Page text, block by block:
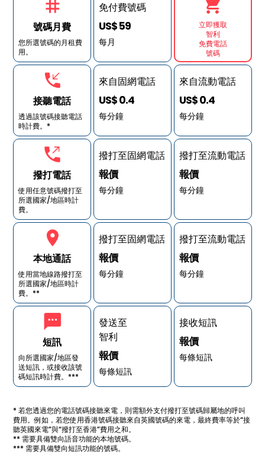
號碼月費
您所選號碼的月租費
用。
接聽電話
透過該號碼接聽電話
時計費。*
撥打電話
使用任意號碼撥打至
所選國家/地區時計
費。
本地通話
使用當地線路撥打至
所選國家/地區時計
費。**
短訊
向所選國家/地區發
送短訊，或接收該號
碼短訊時計費。***
免付費號碼
US$ 59
每月
來自固網電話
US$ 0.4
每分鐘
撥打至固網電話
報價
每分鐘
撥打至固網電話
報價
每分鐘
發送至
智利
報價
每條短訊
立即獲取
智利
免費電話
號碼
來自流動電話
US$ 0.4
每分鐘
撥打至流動電話
報價
每分鐘
撥打至流動電話
報價
每分鐘
接收短訊
報價
每條短訊
* 若您透過您的電話號碼接聽來電，則需額外支付撥打至號碼歸屬地的呼叫
費用。例如，若您使用香港號碼接聽來自英國號碼的來電，最終費率等於“接
聽英國來電”與“撥打至香港”費用之和。
** 需要具備雙向語音功能的本地號碼。
*** 需要具備雙向短訊功能的號碼。